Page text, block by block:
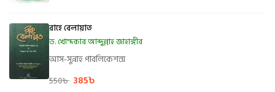
রাহে বেলায়াত
ড. খোন্দকার আব্দুল্লাহ জাহাঙ্গীর
আস-সুন্নাহ পাবলিকেশন্স
550৳ 385৳